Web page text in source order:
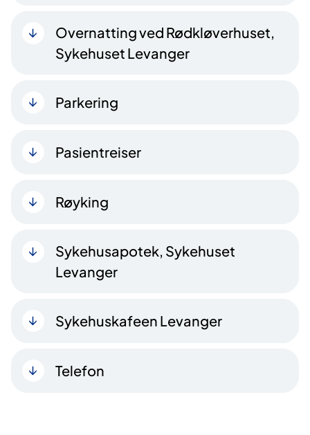
Overnatting ved Rødkløverhuset,
Sykehuset Levanger
Parkering
Pasientreiser
Røyking
Sykehusapotek, Sykehuset
Levanger
Sykehuskafeen Levanger
Telefon